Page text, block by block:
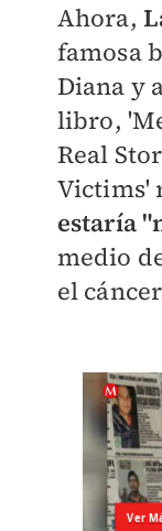
Ahora,
famosa
Diana y
libro,
Real
Victims'
estaría
medio
el